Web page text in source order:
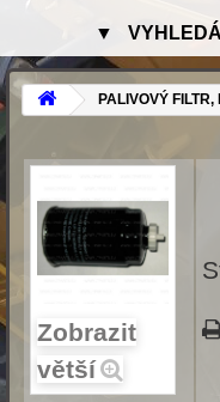
▼
PALIVOVÝ
Zobrazit
větší